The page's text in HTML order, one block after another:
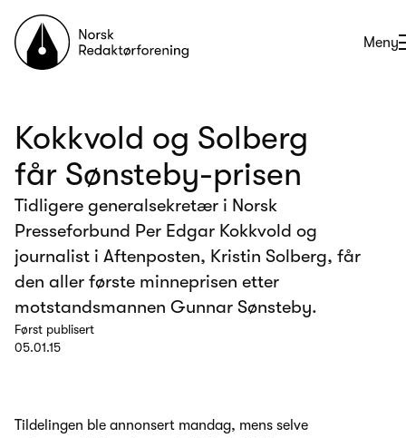
Til forsiden
Åpne
Meny
Kokkvold og Solberg
får Sønsteby-prisen
Tidligere generalsekretær i Norsk
Presseforbund Per Edgar Kokkvold og
journalist i Aftenposten, Kristin Solberg, får
den aller første minneprisen etter
motstandsmannen Gunnar Sønsteby.
Først publisert
05.01.15
Tildelingen ble annonsert mandag, mens selve